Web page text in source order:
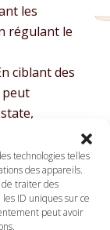
technologies telles
des appareils.
de traiter des
ID uniques sur ce
peut avoir
les
régulant le
ciblant des
peut
et la